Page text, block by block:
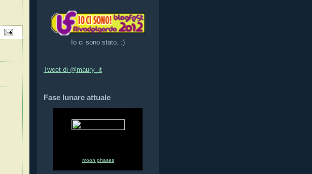
Io ci sono stato. :)
Tweet di @maury_it
Fase lunare attuale
moon phases